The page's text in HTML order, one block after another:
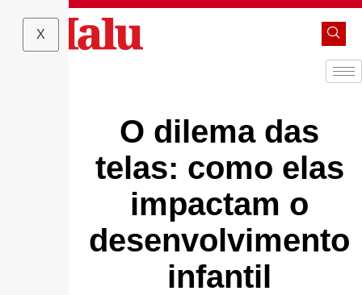
X
O dilema das
telas: como elas
impactam o
desenvolvimento
infantil